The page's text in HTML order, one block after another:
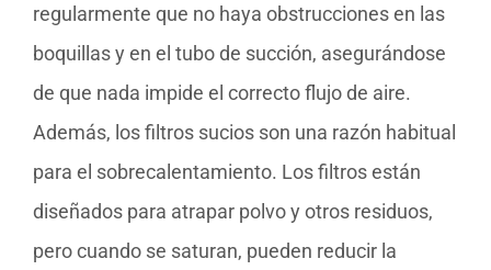
regularmente que no haya obstrucciones en las
boquillas y en el tubo de succión, asegurándose
de que nada impide el correcto flujo de aire.
Además, los filtros sucios son una razón habitual
para el sobrecalentamiento. Los filtros están
diseñados para atrapar polvo y otros residuos,
pero cuando se saturan, pueden reducir la